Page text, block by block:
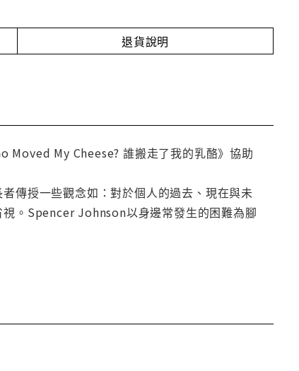
退貨說明
Moved My Cheese? 誰搬走了我的乳酪》協助
傳授一些觀念如：對於個人的過去、現在與未
。Spencer Johnson以身邊常發生的困難為腳